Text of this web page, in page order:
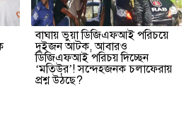
বাঘায় ভুয়া ডিজিএফআই পরিচয়ে
দুইজন আটক, আবারও
ডিজিএফআই পরিচয় দিচ্ছেন
‘মতিউর’! সন্দেহজনক চলাফেরায়
প্রশ্ন উঠছে?